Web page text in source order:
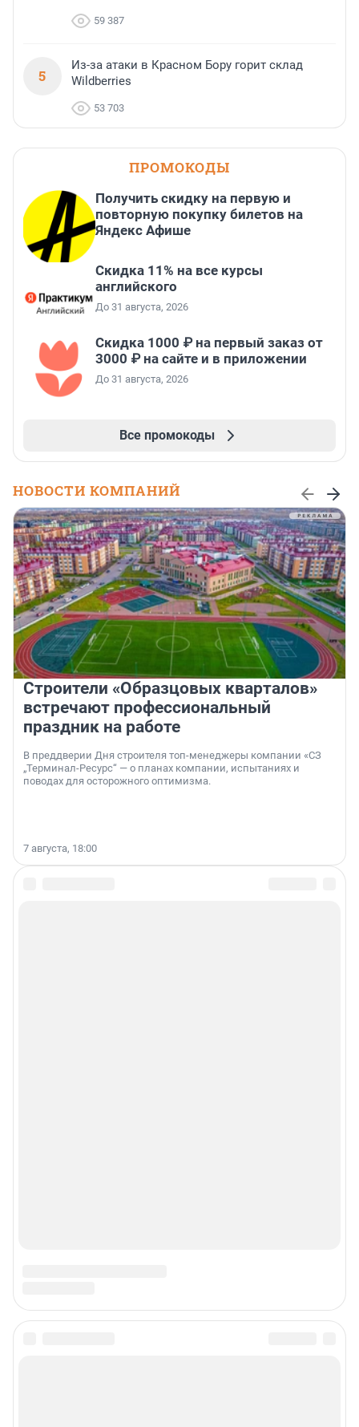
59 387
5
Из-за атаки в Красном Бору горит склад
Wildberries
53 703
ПРОМОКОДЫ
Получить скидку на первую и
повторную покупку билетов на
Яндекс Афише
Скидка 11% на все курсы
английского
До 31 августа, 2026
Скидка 1000 ₽ на первый заказ от
3000 ₽ на сайте и в приложении
До 31 августа, 2026
Все промокоды
НОВОСТИ КОМПАНИЙ
Строители «Образцовых кварталов»
встречают профессиональный
праздник на работе
В преддверии Дня строителя топ-менеджеры компании «СЗ
„Терминал-Ресурс“ — о планах компании, испытаниях и
поводах для осторожного оптимизма.
7 августа, 18:00